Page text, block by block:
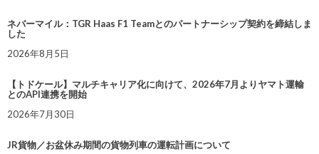
ネバーマイル：TGR Haas F1 Teamとのパートナーシップ契約を締結しま
した
2026年8月5日
【トドケール】マルチキャリア化に向けて、2026年7月よりヤマト運輸
とのAPI連携を開始
2026年7月30日
JR貨物／お盆休み期間の貨物列車の運転計画について